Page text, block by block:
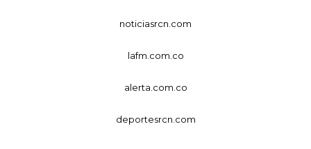
noticiasrcn.com
lafm.com.co
alerta.com.co
deportesrcn.com